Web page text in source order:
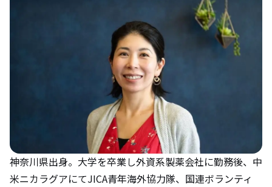
神奈川県出身。大学を卒業し外資系製薬会社に勤務後、中
米ニカラグアにてJICA青年海外協力隊、国連ボランティ